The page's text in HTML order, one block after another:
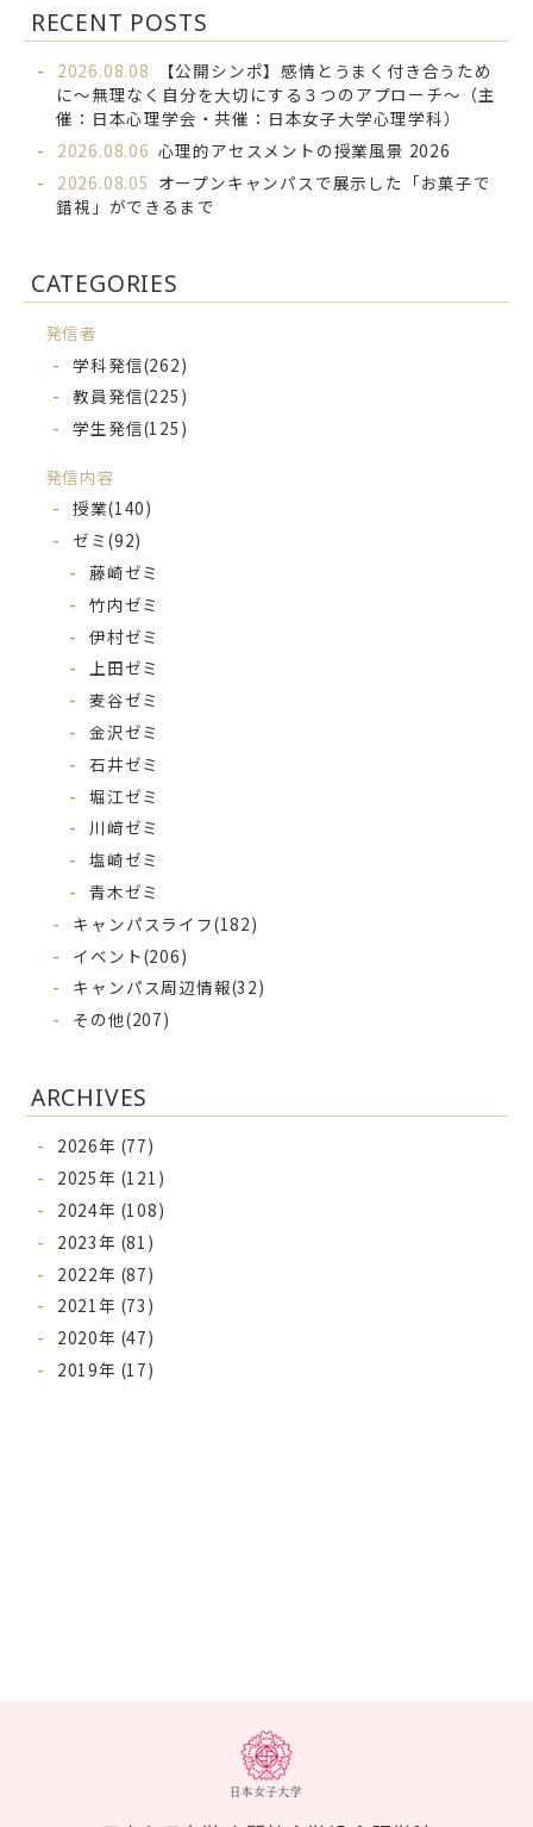
RECENT POSTS
2026.08.08
【公開シンポ】感情とうまく付き合うため
に～無理なく自分を大切にする３つのアプローチ～（主
催：日本心理学会・共催：日本女子大学心理学科）
2026.08.06 心理的アセスメントの授業風景 2026
2026.08.05 オープンキャンパスで展示した「お菓子で
錯視」ができるまで
CATEGORIES
発信者
学科発信(262)
教員発信(225)
学生発信(125)
発信内容
授業(140)
ゼミ(92)
藤崎ゼミ
竹内ゼミ
伊村ゼミ
上田ゼミ
麦谷ゼミ
金沢ゼミ
石井ゼミ
堀江ゼミ
川﨑ゼミ
塩崎ゼミ
青木ゼミ
キャンパスライフ(182)
イベント(206)
キャンパス周辺情報(32)
その他(207)
ARCHIVES
2026年 (77)
2025年 (121)
2024年 (108)
2023年 (81)
2022年 (87)
2021年 (73)
2020年 (47)
2019年 (17)